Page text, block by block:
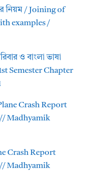
নিয়ম / Joining of
examples /
ও বাংলা ভাষা
Semester Chapter
Crash Report
Madhyamik
Crash Report
Madhyamik